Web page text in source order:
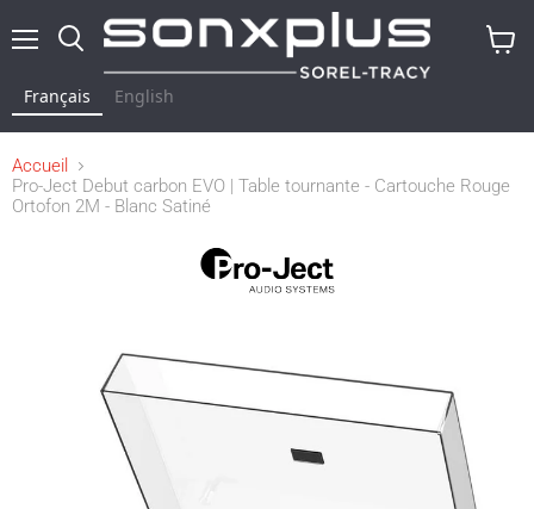
Français English
Accueil
Pro-Ject Debut carbon EVO | Table tournante - Cartouche Rouge
Ortofon 2M - Blanc Satiné